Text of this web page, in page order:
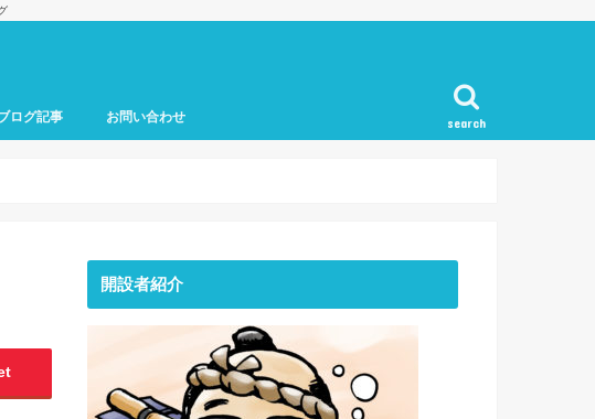
search
ログ記事 お問い合わせ
開設者紹介